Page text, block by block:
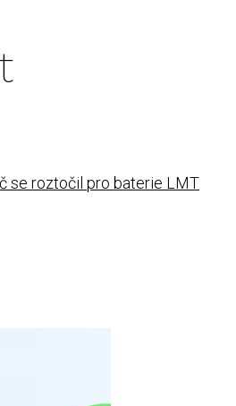
se roztočil pro baterie LMT